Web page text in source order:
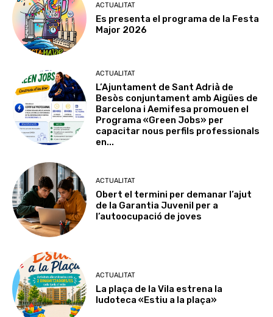
ACTUALITAT
Es presenta el programa de la Festa
Major 2026
ACTUALITAT
L’Ajuntament de Sant Adrià de
Besòs conjuntament amb Aigües de
Barcelona i Aemifesa promouen el
Programa «Green Jobs» per
capacitar nous perfils professionals
en...
ACTUALITAT
Obert el termini per demanar l’ajut
de la Garantia Juvenil per a
l’autoocupació de joves
ACTUALITAT
La plaça de la Vila estrena la
ludoteca «Estiu a la plaça»